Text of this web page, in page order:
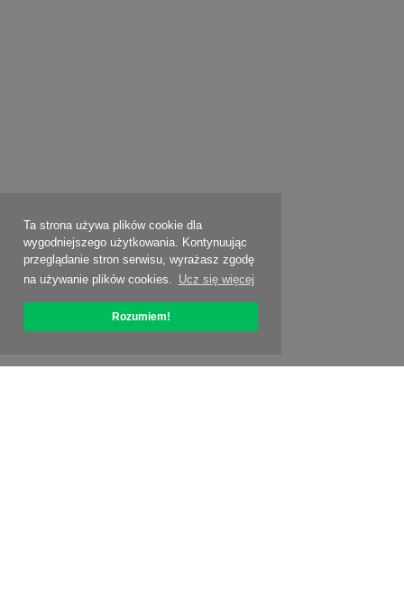
Ta strona używa plików cookie dla
wygodniejszego użytkowania. Kontynuując
przeglądanie stron serwisu, wyrażasz zgodę
na używanie plików cookies. Ucz się więcej
Rozumiem!